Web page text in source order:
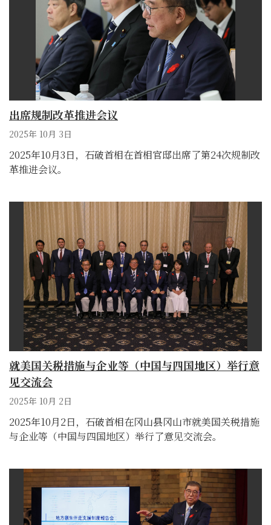
出席规制改革推进会议
2025年 10月 3日
2025年10月3日，石破首相在首相官邸出席了第24次规制改
革推进会议。
就美国关税措施与企业等（中国与四国地区）举行意
见交流会
2025年 10月 2日
2025年10月2日，石破首相在冈山县冈山市就美国关税措施
与企业等（中国与四国地区）举行了意见交流会。